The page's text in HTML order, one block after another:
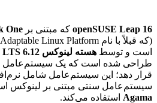
openSUSE Leap 16 که مبتنی بر One
است و توسط هسته لینوکس 6.12 LTS
طراحی شده است که یک سیستم‌عامل
قرار دهد؛ این سیستم‌عامل شامل
سیستم‌عامل سنتی مبتنی بر لینوکس
Agama استفاده می‌کند.